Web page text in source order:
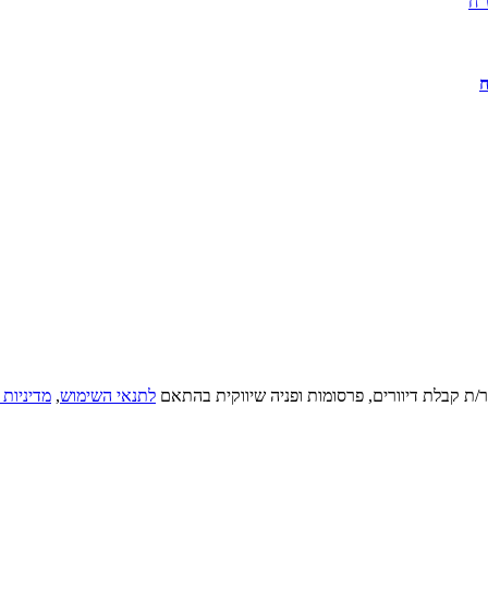
ת קבלת דיוורים, פרסומות ופניה שיווקית בהתאם לתנאי השימוש,